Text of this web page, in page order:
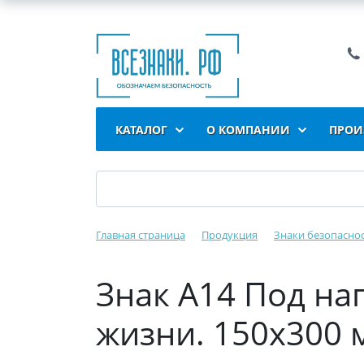
КАТАЛОГ О КОМПАНИИ
Главная страница Продукция Знаки
Знак A14 Под
жизни. 150x300